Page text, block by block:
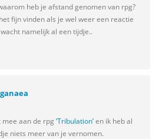
heb je afstand genomen van rpg?
fijn vinden als je wel weer een reactie
namelijk al een tijdje..
mee aan de rpg ‘Tribulation’en ik heb al
niets meer van je vernomen.